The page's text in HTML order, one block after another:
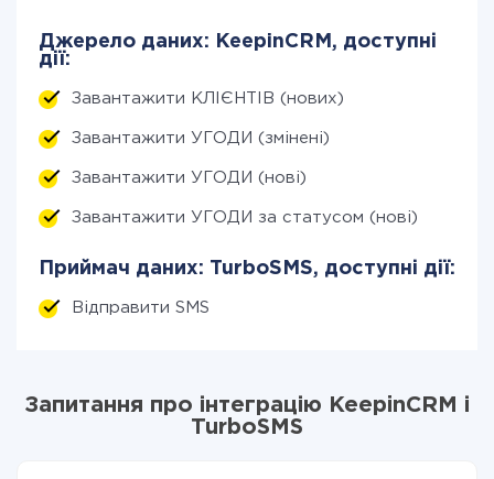
Джерело даних: KeepinCRM, доступні
дії:
Завантажити КЛІЄНТІВ (нових)
Завантажити УГОДИ (змінені)
Завантажити УГОДИ (нові)
Завантажити УГОДИ за статусом (нові)
Приймач даних: TurboSMS, доступні дії:
Відправити SMS
Запитання про інтеграцію KeepinCRM і
TurboSMS